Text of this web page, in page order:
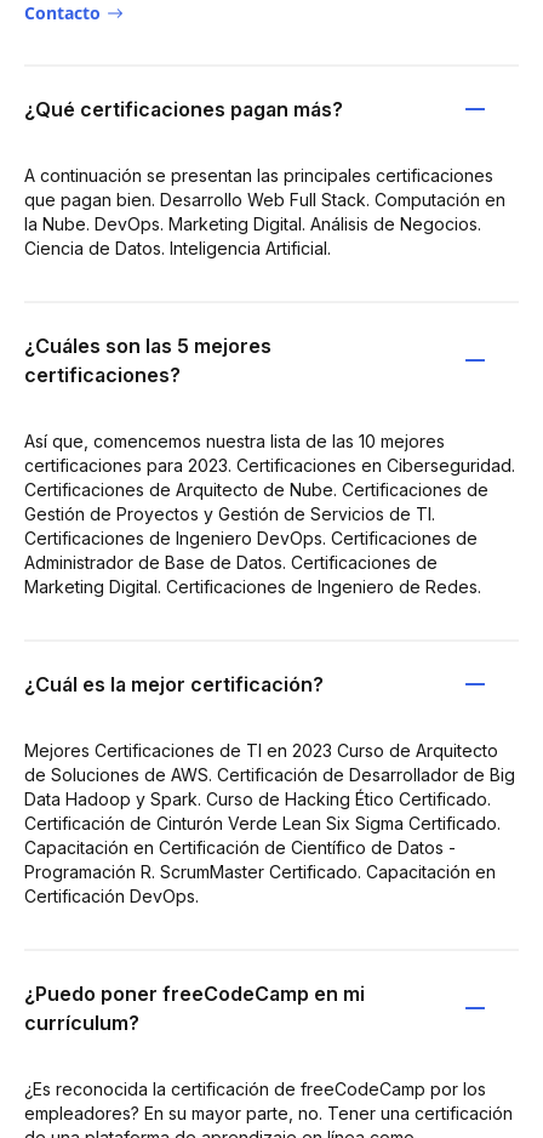
Contacto
¿Qué certificaciones pagan más?
A continuación se presentan las principales certificaciones
que pagan bien. Desarrollo Web Full Stack. Computación en
la Nube. DevOps. Marketing Digital. Análisis de Negocios.
Ciencia de Datos. Inteligencia Artificial.
¿Cuáles son las 5 mejores
certificaciones?
Así que, comencemos nuestra lista de las 10 mejores
certificaciones para 2023. Certificaciones en Ciberseguridad.
Certificaciones de Arquitecto de Nube. Certificaciones de
Gestión de Proyectos y Gestión de Servicios de TI.
Certificaciones de Ingeniero DevOps. Certificaciones de
Administrador de Base de Datos. Certificaciones de
Marketing Digital. Certificaciones de Ingeniero de Redes.
¿Cuál es la mejor certificación?
Mejores Certificaciones de TI en 2023 Curso de Arquitecto
de Soluciones de AWS. Certificación de Desarrollador de Big
Data Hadoop y Spark. Curso de Hacking Ético Certificado.
Certificación de Cinturón Verde Lean Six Sigma Certificado.
Capacitación en Certificación de Científico de Datos -
Programación R. ScrumMaster Certificado. Capacitación en
Certificación DevOps.
¿Puedo poner freeCodeCamp en mi
currículum?
¿Es reconocida la certificación de freeCodeCamp por los
empleadores? En su mayor parte, no. Tener una certificación